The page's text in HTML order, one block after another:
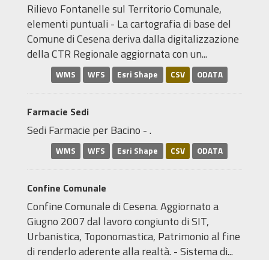
Rilievo Fontanelle sul Territorio Comunale,
elementi puntuali - La cartografia di base del
Comune di Cesena deriva dalla digitalizzazione
della CTR Regionale aggiornata con un...
WMS WFS Esri Shape CSV ODATA
Farmacie Sedi
Sedi Farmacie per Bacino - .
WMS WFS Esri Shape CSV ODATA
Confine Comunale
Confine Comunale di Cesena. Aggiornato a
Giugno 2007 dal lavoro congiunto di SIT,
Urbanistica, Toponomastica, Patrimonio al fine
di renderlo aderente alla realtà. - Sistema di...